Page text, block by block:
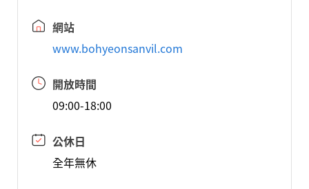
網站
www.bohyeonsanvil.com
開放時間
09:00-18:00
公休日
全年無休